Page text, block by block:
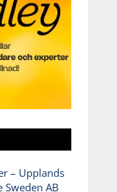
– Upplands
Sweden AB